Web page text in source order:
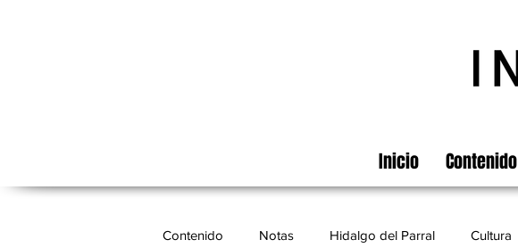
Inicio Contenido
Contenido Notas Hidalgo del Parral Cultura